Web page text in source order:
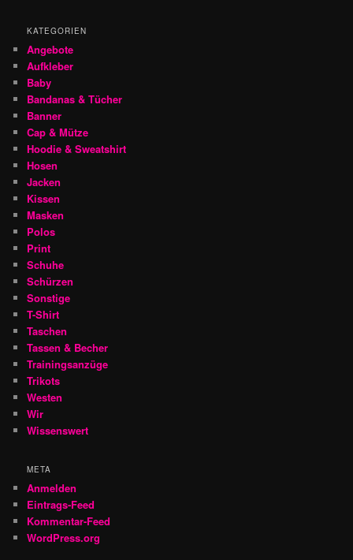
KATEGORIEN
Angebote
Aufkleber
Baby
Bandanas & Tücher
Banner
Cap & Mütze
Hoodie & Sweatshirt
Hosen
Jacken
Kissen
Masken
Polos
Print
Schuhe
Schürzen
Sonstige
T-Shirt
Taschen
Tassen & Becher
Trainingsanzüge
Trikots
Westen
Wir
Wissenswert
META
Anmelden
Eintrags-Feed
Kommentar-Feed
WordPress.org